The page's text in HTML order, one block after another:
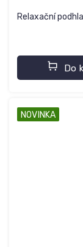
Relaxační
Do
NOVINKA